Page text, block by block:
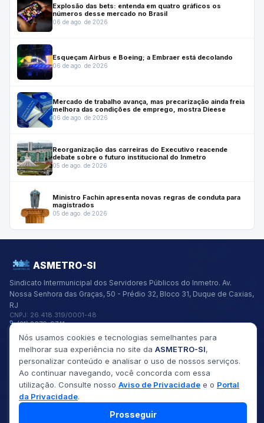
Explosão das bets: entenda em quatro gráficos os
números desse mercado no Brasil
06 de ago. de 2026
Esqueçam Airbus e Boeing; a Embraer está decolando
06 de ago. de 2026
Mercado de trabalho avança, mas precarização ainda freia
melhora das condições de emprego, mostra Dieese
06 de ago. de 2026
Reorganização das carreiras do Executivo reacende
debate sobre o futuro institucional do Inmetro
05 de ago. de 2026
Ministro Fachin apresenta novas regras de conduta para
magistrados
05 de ago. de 2026
ASMETRO-SI
Sindicato Intermunicipal dos Servidores Públicos do Inmetro. Av.
Nossa Senhora das Graças, 50 - Prédio 32, Bloco 31, Duque de Caxias,
RJ
CNPJ: 26.418.319/0001-48
(21) 2679-9741
asmetro@asmetro.org.br
Links Rápidos
Institucional
Gestão
Saúde
Convênios
Fóruns
Seus Direitos
2026 ASMETRO-SI
Nós usamos cookies e tecnologias semelhantes para
melhorar sua experiência no site da ASMETRO-SI,
personalizar conteúdo e analisar o uso de nossos serviços.
Ao continuar navegando, você concorda com essa
utilização. Consulte nosso Aviso de Privacidade e o Portal
da Privacidade.
Prosseguir